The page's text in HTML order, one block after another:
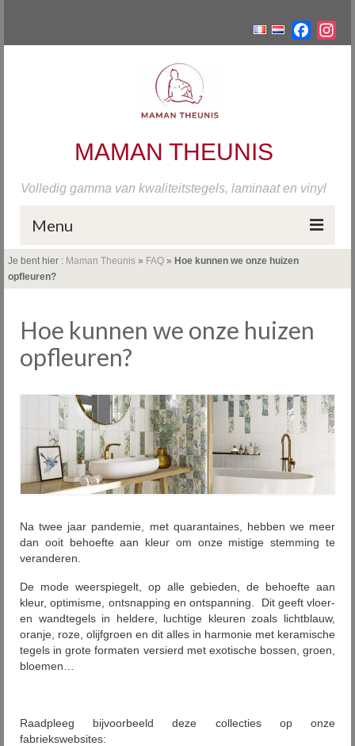
MAMAN THEUNIS
Volledig gamma van kwaliteitstegels, laminaat en vinyl
Menu
Home
Onze fabrieken
Plaatsing
Onderhoud
Diensten
Outlet
Showrooms
Contact
FAQ
Nieuws
PID
Je bent hier : Maman Theunis » FAQ » Hoe kunnen we onze huizen
opfleuren?
Hoe kunnen we onze huizen
opfleuren?
Na twee jaar pandemie, met quarantaines, hebben we meer
dan ooit behoefte aan kleur om onze mistige stemming te
veranderen.
De mode weerspiegelt, op alle gebieden, de behoefte aan
kleur, optimisme, ontsnapping en ontspanning. Dit geeft vloer-
en wandtegels in heldere, luchtige kleuren zoals lichtblauw,
oranje, roze, olijfgroen en dit alles in harmonie met keramische
tegels in grote formaten versierd met exotische bossen, groen,
bloemen…
Raadpleeg bijvoorbeeld deze collecties op onze
fabriekswebsites: